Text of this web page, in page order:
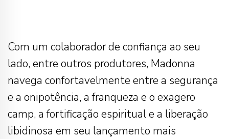
Com um colaborador de confiança ao seu
lado, entre outros produtores, Madonna
navega confortavelmente entre a segurança
e a onipotência, a franqueza e o exagero
camp, a fortificação espiritual e a liberação
libidinosa em seu lançamento mais